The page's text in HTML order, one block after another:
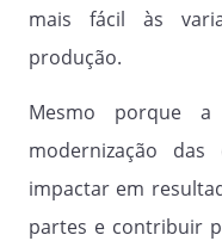
mais fácil às
produção.
Mesmo porque a
modernização das
impactar em
partes e contribuir